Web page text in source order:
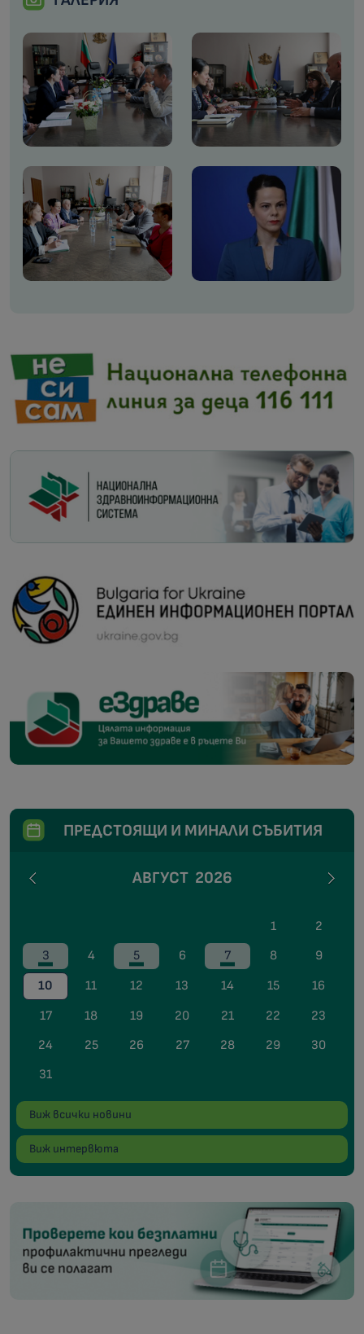
ПРЕДСТОЯЩИ И МИНАЛИ СЪБИТИЯ
АВГУСТ 2026
1
2
3
4 5 6 7 8
9
10
11 12 13 14 15
16
17
18 19 20 21 22
23
24
25 26 27 28 29
30
31
Виж всички новини
Виж интервюта